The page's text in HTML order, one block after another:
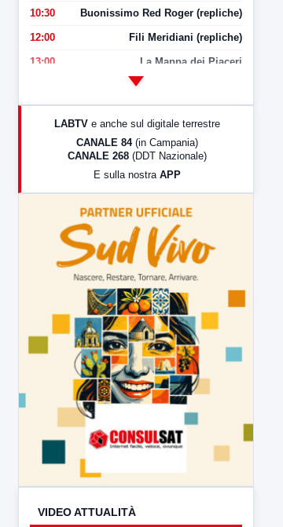
10:30 Buonissimo Red Roger (repliche)
12:00 Fili Meridiani (repliche)
13:00 La Mappa dei Piaceri
LabNews (Diretta)
LabNews (replica)
LABTV e anche sul digitale terrestre
CANALE 84 (in Campania)
CANALE 268 (DDT Nazionale)
E sulla nostra APP